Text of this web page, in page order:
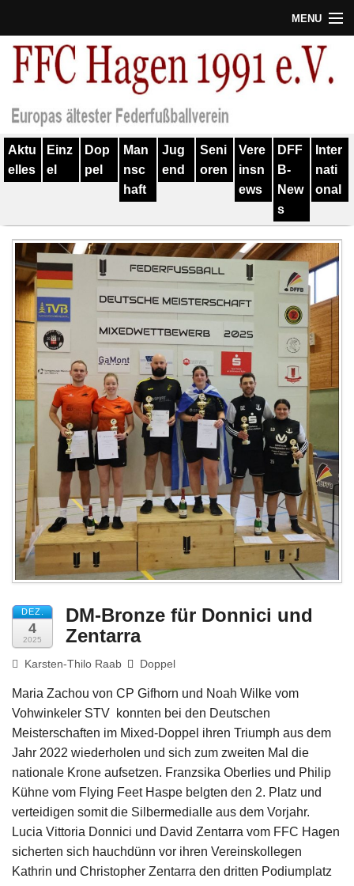
MENU
Termine
Verein
Geschichte
Training
Spieler
Kontakt
Links
Impressum
Aktu
elles
Einz
el
Dop
pel
Man
nsc
haft
Jug
end
Seni
oren
Vere
insn
ews
DFF
B-
New
s
Inter
nati
onal
DEZ.
4
2025
DM-Bronze für Donnici und
Zentarra
Karsten-Thilo Raab Doppel
Maria Zachou von CP Gifhorn und Noah Wilke vom
Vohwinkeler STV konnten bei den Deutschen
Meisterschaften im Mixed-Doppel ihren Triumph aus dem
Jahr 2022 wiederholen und sich zum zweiten Mal die
nationale Krone aufsetzen. Franzsika Oberlies und Philip
Kühne vom Flying Feet Haspe belgten den 2. Platz und
verteidigen somit die Silbermedialle aus dem Vorjahr.
Lucia Vittoria Donnici und David Zentarra vom FFC Hagen
sicherten sich hauchdünn vor ihren Vereinskollegen
Kathrin und Christopher Zentarra den dritten Podiumplatz